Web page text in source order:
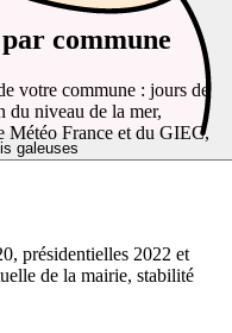
galeuses
commune
votre commune : jours de
du niveau de la mer,
Météo France et du GIEC,
présidentielles 2022 et
de la mairie, stabilité